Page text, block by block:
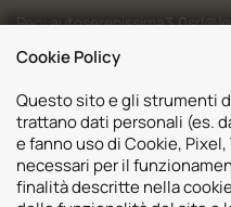
Pec:
Codice SDI: M5UXCR1
Sedi
Cookie Policy
Questo sito e gli strumenti
trattano dati personali (es.
e fanno uso di Cookie,
necessari per il
finalità descritte nella